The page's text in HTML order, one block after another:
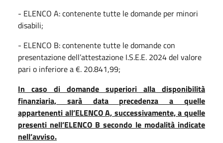
- ELENCO A: contenente tutte le domande per minori
disabili;
- ELENCO B: contenente tutte le domande con
presentazione dell’attestazione I.S.E.E. 2024 del valore
pari o inferiore a €. 20.841,99;
In caso di domande superiori alla disponibilità
finanziaria, sarà data precedenza a quelle
appartenenti all’ELENCO A, successivamente, a quelle
presenti nell’ELENCO B secondo le modalità indicate
nell’avviso.